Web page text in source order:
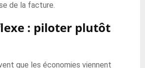
de la facture.
: piloter plutôt
que les économies viennent